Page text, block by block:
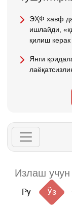
ЭҲФ хавф
ишлайди,
қилиш керак
Янги
Ру Ўз